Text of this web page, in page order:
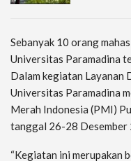
Sebanyak 10 orang
Universitas Paramadina
Dalam kegiatan Layanan
Universitas Paramadina
Merah Indonesia (PMI)
tanggal 26-28 Desember
“Kegiatan ini merupakan